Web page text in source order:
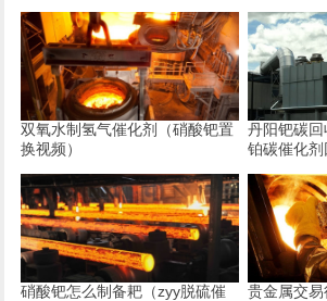
双氧水制氢气催化剂（硝酸钯置
换视频）
丹阳钯碳
铂碳催化剂
硝酸钯怎么制备耙（zyy脱硫催
贵金属交